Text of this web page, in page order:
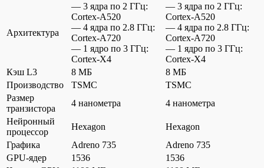
Архитектура
— 3 ядра по 2 ГГц:
Cortex-A520
— 4 ядра по 2.8 ГГц:
Cortex-A720
— 1 ядро по 3 ГГц:
Cortex-X4
— 3 ядра по 2 ГГц:
Cortex-A520
— 4 ядра по 2.8 ГГц:
Cortex-A720
— 1 ядро по 3 ГГц:
Cortex-X4
Кэш L3
8 МБ
8 МБ
Производство
TSMC
TSMC
Размер
транзистора
4 нанометра
4 нанометра
Нейронный
процессор
Hexagon
Hexagon
Графика
Adreno 735
Adreno 735
GPU-ядер
1536
1536